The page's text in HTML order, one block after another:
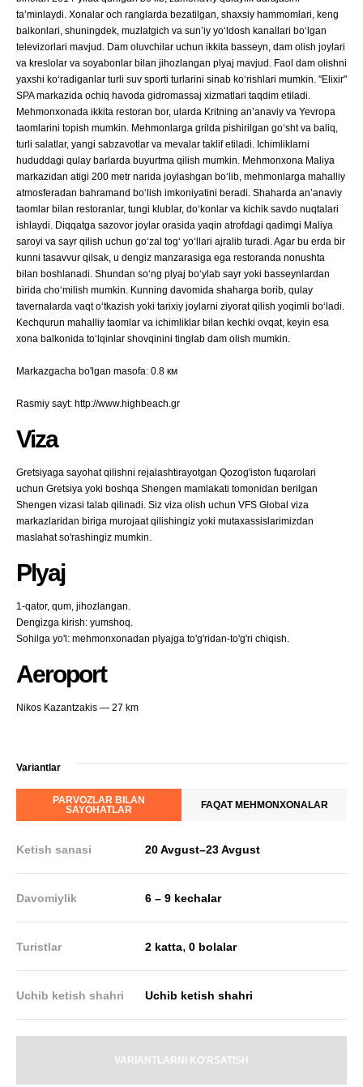
ta’minlaydi. Xonalar och ranglarda bezatilgan, shaxsiy hammomlari, keng
balkonlari, shuningdek, muzlatgich va sun’iy yo‘ldosh kanallari bo‘lgan
televizorlari mavjud. Dam oluvchilar uchun ikkita basseyn, dam olish joylari
va kreslolar va soyabonlar bilan jihozlangan plyaj mavjud. Faol dam olishni
yaxshi ko‘radiganlar turli suv sporti turlarini sinab ko‘rishlari mumkin. "Elixir"
SPA markazida ochiq havoda gidromassaj xizmatlari taqdim etiladi.
Mehmonxonada ikkita restoran bor, ularda Kritning an’anaviy va Yevropa
taomlarini topish mumkin. Mehmonlarga grilda pishirilgan go‘sht va baliq,
turli salatlar, yangi sabzavotlar va mevalar taklif etiladi. Ichimliklarni
hududdagi qulay barlarda buyurtma qilish mumkin. Mehmonxona Maliya
markazidan atigi 200 metr narida joylashgan bo‘lib, mehmonlarga mahalliy
atmosferadan bahramand bo‘lish imkoniyatini beradi. Shaharda an’anaviy
taomlar bilan restoranlar, tungi klublar, do‘konlar va kichik savdo nuqtalari
ishlaydi. Diqqatga sazovor joylar orasida yaqin atrofdagi qadimgi Maliya
saroyi va sayr qilish uchun go‘zal tog‘ yo‘llari ajralib turadi. Agar bu erda bir
kunni tasavvur qilsak, u dengiz manzarasiga ega restoranda nonushta
bilan boshlanadi. Shundan so‘ng plyaj bo‘ylab sayr yoki basseynlardan
birida cho‘milish mumkin. Kunning davomida shaharga borib, qulay
tavernalarda vaqt o‘tkazish yoki tarixiy joylarni ziyorat qilish yoqimli bo‘ladi.
Kechqurun mahalliy taomlar va ichimliklar bilan kechki ovqat, keyin esa
xona balkonida to‘lqinlar shovqinini tinglab dam olish mumkin.
Markazgacha bo'lgan masofa: 0.8 км
Rasmiy sayt: http://www.highbeach.gr
Viza
Gretsiyaga sayohat qilishni rejalashtirayotgan Qozog'iston fuqarolari
uchun Gretsiya yoki boshqa Shengen mamlakati tomonidan berilgan
Shengen vizasi talab qilinadi. Siz viza olish uchun VFS Global viza
markazlaridan biriga murojaat qilishingiz yoki mutaxassislarimizdan
maslahat so'rashingiz mumkin.
Plyaj
1-qator, qum, jihozlangan.
Dengizga kirish: yumshoq.
Sohilga yo'l: mehmonxonadan plyajga to'g'ridan-to'g'ri chiqish.
Aeroport
Nikos Kazantzakis — 27 km
Variantlar
PARVOZLAR BILAN
SAYOHATLAR
FAQAT MEHMONXONALAR
Ketish sanasi 20 Avgust–23 Avgust
Davomiylik 6 – 9 kechalar
Turistlar 2 katta,0 bolalar
Uchib ketish shahri Uchib ketish shahri
VARIANTLARNI KO'RSATISH